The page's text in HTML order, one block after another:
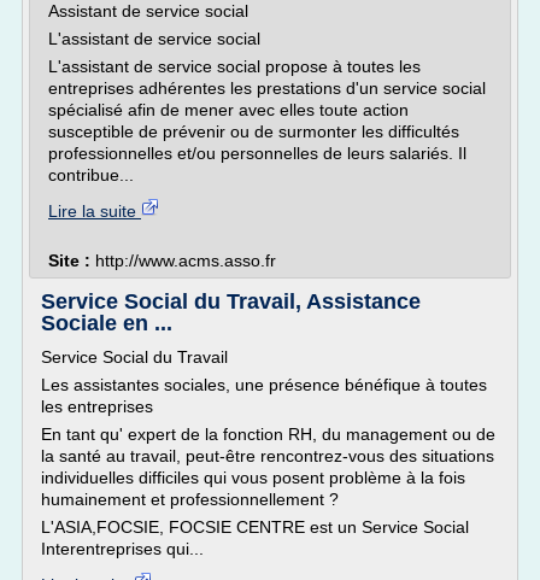
Assistant de service social
L'assistant de service social
L'assistant de service social propose à toutes les
entreprises adhérentes les prestations d'un service social
spécialisé afin de mener avec elles toute action
susceptible de prévenir ou de surmonter les difficultés
professionnelles et/ou personnelles de leurs salariés. Il
contribue...
Lire la suite
Site : http://www.acms.asso.fr
Service Social du Travail, Assistance
Sociale en ...
Service Social du Travail
Les assistantes sociales, une présence bénéfique à toutes
les entreprises
En tant qu' expert de la fonction RH, du management ou de
la santé au travail, peut-être rencontrez-vous des situations
individuelles difficiles qui vous posent problème à la fois
humainement et professionnellement ?
L'ASIA,FOCSIE, FOCSIE CENTRE est un Service Social
Interentreprises qui...